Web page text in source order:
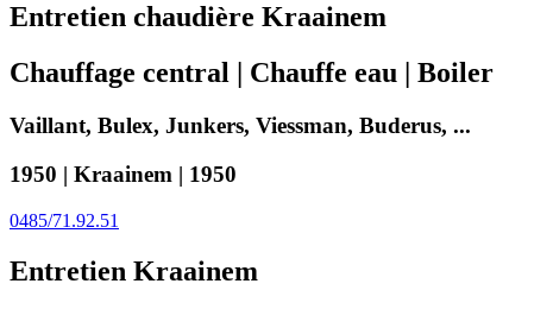
Entretien chaudière Kraainem
Chauffage central | Chauffe eau | Boiler
Vaillant, Bulex, Junkers, Viessman, Buderus, ...
1950 | Kraainem | 1950
0485/71.92.51
Entretien Kraainem